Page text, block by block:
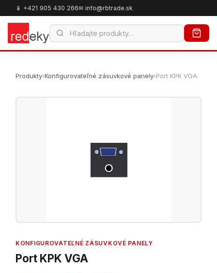
📱 +421 905 430 266✉ info@rbtrade.sk
Produkty›Konfigurovateľné zásuvkové panely›Port KPK VGA
KONFIGUROVATEĽNÉ ZÁSUVKOVÉ PANELY
Port KPK VGA